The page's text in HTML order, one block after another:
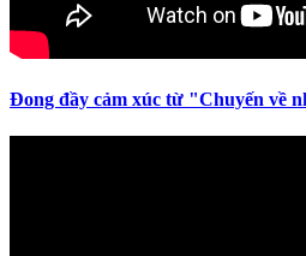
Đong đầy cảm xúc từ "Chuyến về